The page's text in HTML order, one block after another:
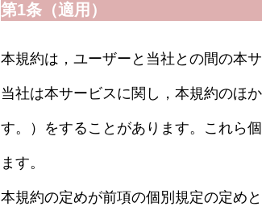
第1条（適用）
本規約は，ユーザーと当社との間の本
当社は本サービスに関し，本規約のほ
す。）をすることがあります。これら
ます。
本規約の定めが前項の個別規定の定め